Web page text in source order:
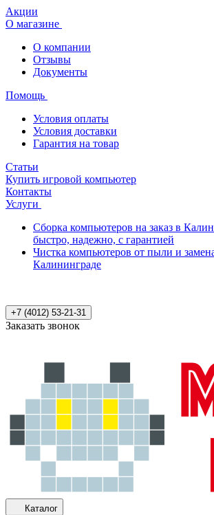
Акции
О магазине
О компании
Отзывы
Документы
Помощь
Условия оплаты
Условия доставки
Гарантия на товар
Статьи
Купить игровой компьютер
Контакты
Услуги
Сборка компьютеров на заказ в
быстро, надежно, с гарантией
Чистка компьютеров от пыли и
Калининграде
+7 (4012) 53-21-31
Заказать звонок
Каталог